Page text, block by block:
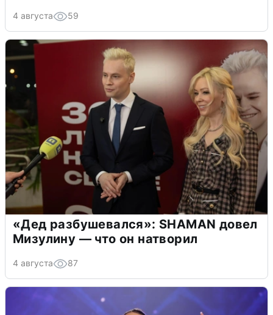
4 августа 59
«Дед разбушевался»: SHAMAN довел
Мизулину — что он натворил
4 августа 87